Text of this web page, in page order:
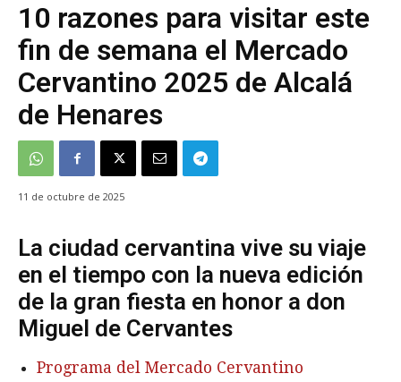
10 razones para visitar este
fin de semana el Mercado
Cervantino 2025 de Alcalá
de Henares
11 de octubre de 2025
La ciudad cervantina vive su viaje
en el tiempo con la nueva edición
de la gran fiesta en honor a don
Miguel de Cervantes
Programa del Mercado Cervantino